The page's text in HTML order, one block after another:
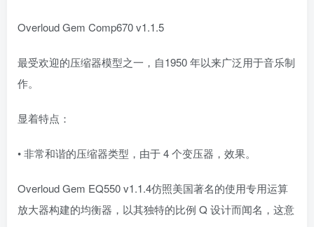
Overloud Gem Comp670 v1.1.5
最受欢迎的压缩器模型之一，自1950 年以来广泛用于音乐制
作。
显着特点：
• 非常和谐的压缩器类型，由于 4 个变压器，效果。
Overloud Gem EQ550 v1.1.4仿照美国著名的使用专用运算
放大器构建的均衡器，以其独特的比例 Q 设计而闻名，这意